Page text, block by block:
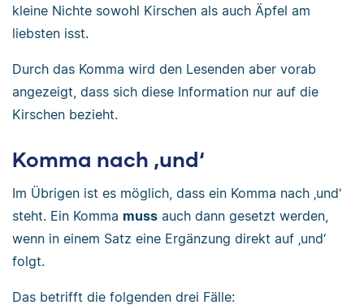
kleine Nichte sowohl Kirschen als auch Äpfel am
liebsten isst.
Durch das Komma wird den Lesenden aber vorab
angezeigt, dass sich diese Information nur auf die
Kirschen bezieht.
Komma nach ‚und‘
Im Übrigen ist es möglich, dass ein Komma nach ‚und‘
steht. Ein Komma muss auch dann gesetzt werden,
wenn in einem Satz eine Ergänzung direkt auf ‚und‘
folgt.
Das betrifft die folgenden drei Fälle: